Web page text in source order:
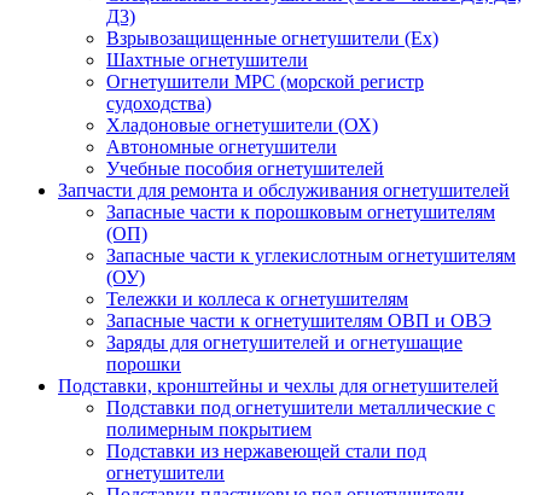
Д3)
Взрывозащищенные огнетушители (Ex)
Шахтные огнетушители
Огнетушители МРС (морской регистр
судоходства)
Хладоновые огнетушители (ОХ)
Автономные огнетушители
Учебные пособия огнетушителей
Запчасти для ремонта и обслуживания огнетушителей
Запасные части к порошковым огнетушителям
(ОП)
Запасные части к углекислотным огнетушителям
(ОУ)
Тележки и коллеса к огнетушителям
Запасные части к огнетушителям ОВП и ОВЭ
Заряды для огнетушителей и огнетушащие
порошки
Подставки, кронштейны и чехлы для огнетушителей
Подставки под огнетушители металлические с
полимерным покрытием
Подставки из нержавеющей стали под
огнетушители